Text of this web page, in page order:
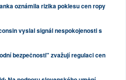
oznámila rizika poklesu cen ropy
vyslal signál nespokojenosti s
bezpečnosti" zvažují regulaci cen